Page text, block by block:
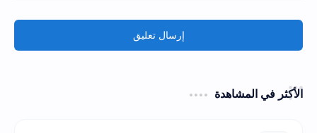
إرسال تعليق
الأكثر في المشاهدة